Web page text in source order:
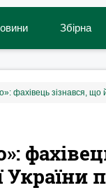
Збірна
України